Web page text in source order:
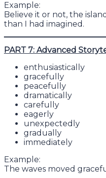
Example:
Believe it or not, the
than I had imagined.
PART 7: Advanced
enthusiastically
gracefully
peacefully
dramatically
carefully
eagerly
unexpectedly
gradually
immediately
Example:
The waves moved